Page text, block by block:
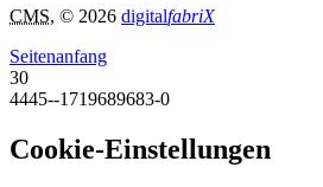
CMS, © 2026 digitalfabriX
Seitenanfang
30
4445--1719689683-0
Cookie-Einstellungen